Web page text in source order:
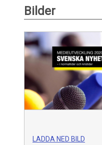
Bilder
LADDA NED BILD